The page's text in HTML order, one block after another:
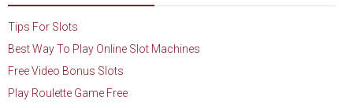
Tips For Slots
Best Way To Play Online Slot Machines
Free Video Bonus Slots
Play Roulette Game Free